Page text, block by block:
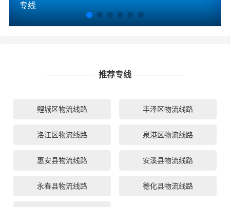
专线
推荐专线
鲤城区物流线路 丰泽区物流线路
洛江区物流线路 泉港区物流线路
惠安县物流线路 安溪县物流线路
永春县物流线路 德化县物流线路